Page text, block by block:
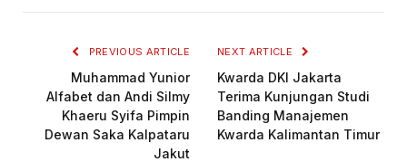
PREVIOUS ARTICLE
Muhammad Yunior
Alfabet dan Andi Silmy
Khaeru Syifa Pimpin
Dewan Saka Kalpataru
Jakut
NEXT ARTICLE
Kwarda DKI Jakarta
Terima Kunjungan Studi
Banding Manajemen
Kwarda Kalimantan Timur